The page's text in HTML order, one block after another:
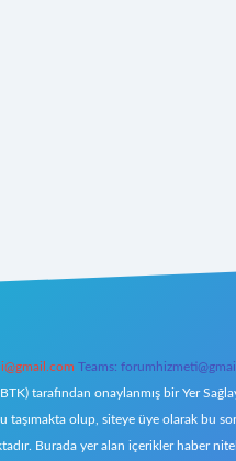
Teams:
tarafından onaylanmış bir Yer
olup, siteye üye olarak bu
Burada yer alan içerikler haber